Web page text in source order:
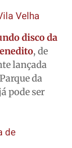
Velha
disco da
, de
lançada
da
pode ser
de